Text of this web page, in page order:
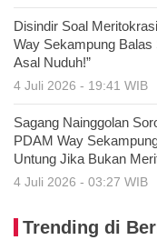
Disindir Soal
Way Sekampung Balas
Asal Nuduh!”
4 Juli 2026 - 19:41 WIB
Sagang Nainggolan
PDAM Way
Untung Jika Bukan
4 Juli 2026 - 03:27 WIB
Trending di